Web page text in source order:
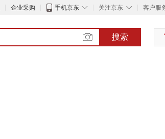
企业采购 ◇
手机京东 ◇
关注京东 客户服
搜索